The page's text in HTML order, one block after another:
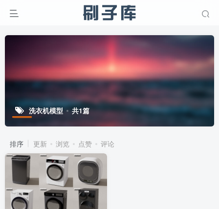
洗衣机模型 共1篇
排序 更新 浏览 点赞 评论